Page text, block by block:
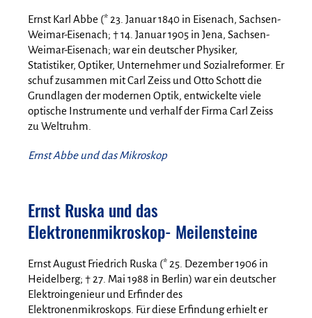
Ernst Karl Abbe (* 23. Januar 1840 in Eisenach, Sachsen-
Weimar-Eisenach; † 14. Januar 1905 in Jena, Sachsen-
Weimar-Eisenach; war ein deutscher Physiker,
Statistiker, Optiker, Unternehmer und Sozialreformer. Er
schuf zusammen mit Carl Zeiss und Otto Schott die
Grundlagen der modernen Optik, entwickelte viele
optische Instrumente und verhalf der Firma Carl Zeiss
zu Weltruhm.
Ernst Abbe und das Mikroskop
Ernst Ruska und das
Elektronenmikroskop- Meilensteine
Ernst August Friedrich Ruska (* 25. Dezember 1906 in
Heidelberg; † 27. Mai 1988 in Berlin) war ein deutscher
Elektroingenieur und Erfinder des
Elektronenmikroskops. Für diese Erfindung erhielt er